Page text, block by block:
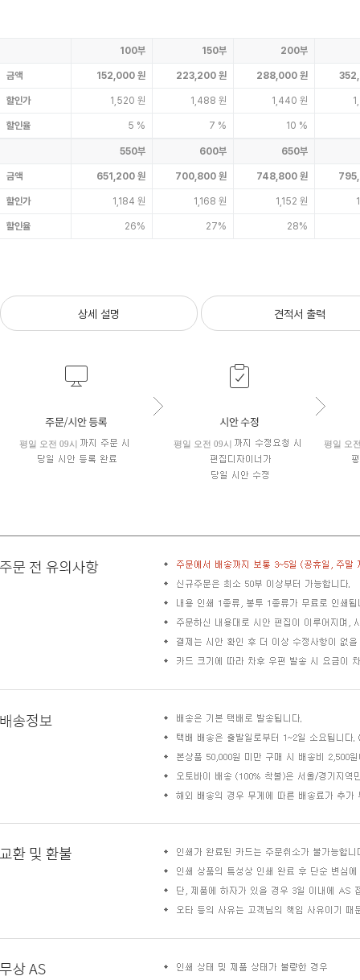
금액
할인가
할인율
100부
152,000 원
1,520 원
5 %
150부
223,200 원
1,488 원
7 %
200부
288,000 원
1,440 원
10 %
금액
할인가
할인율
550부
651,200 원
1,184 원
26%
600부
700,800 원
1,168 원
27%
650부
748,800 원
1,152 원
28%
상세 설명 견적서 출력
평일 오전 09시 평일 오전 09시 평일 오